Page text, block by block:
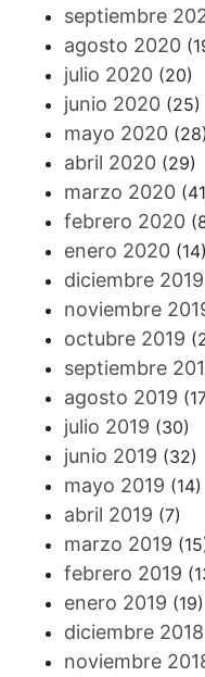
septiembre
agosto 2020
julio 2020(20)
junio 2020(25)
mayo 2020(28)
abril 2020(29)
marzo 2020
febrero 2020
enero 2020(14)
diciembre 2019
noviembre
octubre 2019
septiembre
agosto 2019
julio 2019 (30)
junio 2019 (32)
mayo 2019 (14)
abril 2019 (7)
marzo 2019
febrero 2019
enero 2019 (19)
diciembre 2018
noviembre